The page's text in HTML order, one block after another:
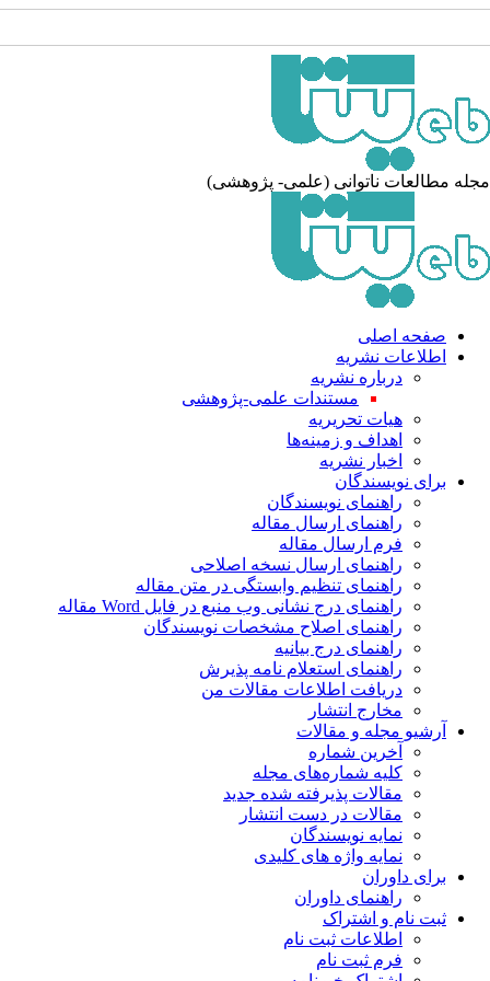
مطالعات ناتوانی (علمی- پژوهشی)
صفحه اصلی
اطلاعات نشریه
درباره نشریه
مستندات علمی-پژوهشی
هیات تحریریه
اهداف و زمینه‌ها
اخبار نشریه
برای نویسندگان
راهنمای نویسندگان
راهنمای ارسال مقاله
فرم ارسال مقاله
راهنمای ارسال نسخه اصلاحی
راهنمای تنظیم وابستگی در متن مقاله
راهنمای درج نشانی وب منبع در فایل Word مقاله
راهنمای اصلاح مشخصات نویسندگان
راهنمای درج بیانیه
راهنمای استعلام نامه پذیرش
دریافت اطلاعات مقالات من
مخارج انتشار
آرشیو مجله و مقالات
آخرین شماره
کلیه شماره‌های مجله
مقالات پذیرفته شده جدید
مقالات در دست انتشار
نمایه نویسندگان
نمایه واژه های کلیدی
برای داوران
راهنمای داوران
ثبت نام و اشتراک
اطلاعات ثبت نام
فرم ثبت نام